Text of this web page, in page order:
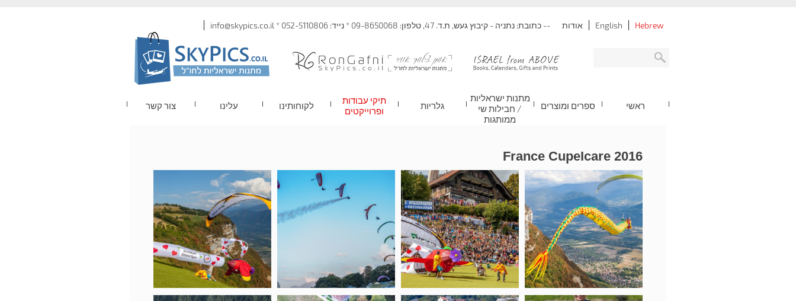
Hebrew
English אודות -- כתובת: נתניה - קיבוץ געש, ת.ד. 47, טלפון: 09-8650068 * נייד: 052-5110806 * info@skypics.co.il
ראשי ספרים ומוצרים
מתנות ישראליות
/ חבילות שי
ממותגות
גלריות
תיקי עבודות
ופרוייקטים
לקוחותינו עלינו צור קשר
France CupeIcare 2016